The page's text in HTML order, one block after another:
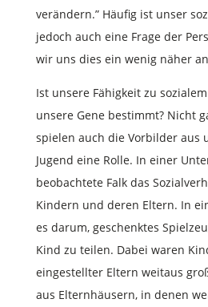
verändern.” Häufig ist unser
jedoch auch eine Frage der
wir uns dies ein wenig näher
Ist unsere Fähigkeit zu
unsere Gene bestimmt? Nicht
spielen auch die Vorbilder aus
Jugend eine Rolle. In einer
beobachtete Falk das
Kindern und deren Eltern. In
es darum, geschenktes
Kind zu teilen. Dabei waren
eingestellter Eltern weitaus
aus Elternhäusern, in denen